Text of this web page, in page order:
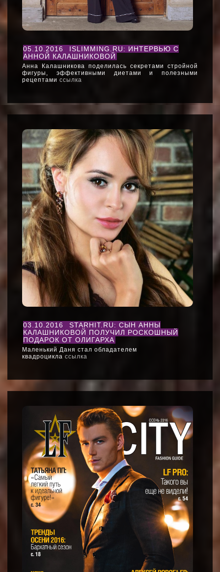
05.10.2016
ISLIMMING.RU: ИНТЕРВЬЮ С
АННОЙ КАЛАШНИКОВОЙ
Анна Калашникова поделилась секретами стройной
фигуры, эффективными диетами и полезными
рецептами ссылка
03.10.2016
STARHIT.RU: СЫН АННЫ
КАЛАШНИКОВОЙ ПОЛУЧИЛ РОСКОШНЫЙ
ПОДАРОК ОТ ОЛИГАРХА
Маленький Даня стал обладателем
квадроцикла ссылка